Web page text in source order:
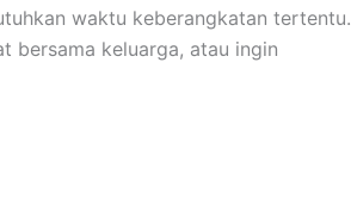
waktu keberangkatan tertentu.
bersama keluarga, atau ingin